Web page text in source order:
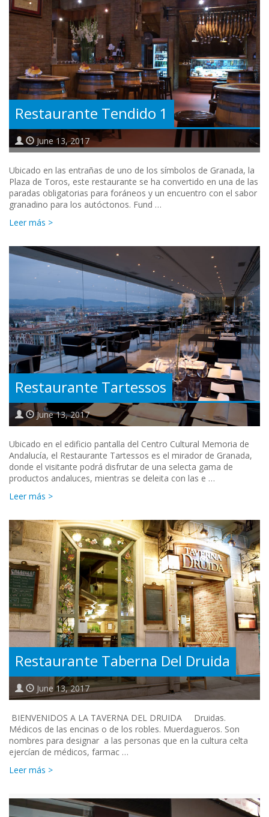
Restaurante Tendido 1
June 13, 2017
Ubicado en las entrañas de uno de los símbolos de Granada, la
Plaza de Toros, este restaurante se ha convertido en una de las
paradas obligatorias para foráneos y un encuentro con el sabor
granadino para los autóctonos. Fund …
Leer más >
Restaurante Tartessos
June 13, 2017
Ubicado en el edificio pantalla del Centro Cultural Memoria de
Andalucía, el Restaurante Tartessos es el mirador de Granada,
donde el visitante podrá disfrutar de una selecta gama de
productos andaluces, mientras se deleita con las e …
Leer más >
Restaurante Taberna Del Druida
June 13, 2017
BIENVENIDOS A LA TAVERNA DEL DRUIDA Druidas.
Médicos de las encinas o de los robles. Muerdagueros. Son
nombres para designar a las personas que en la cultura celta
ejercían de médicos, farmac …
Leer más >